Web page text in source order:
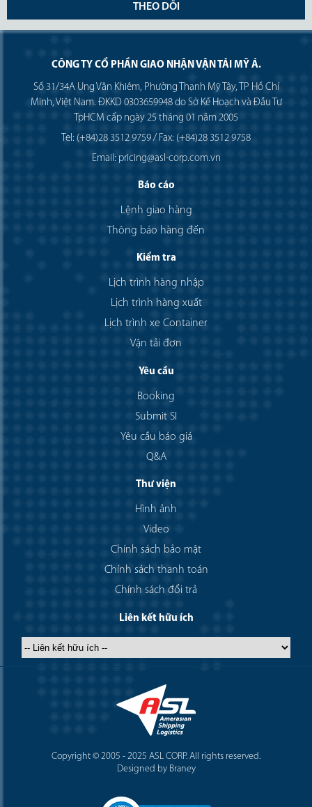
THEO DÕI
CÔNG TY CỔ PHẦN GIAO NHẬN VẬN TẢI MỸ Á.
Số 31/34A Ung Văn Khiêm, Phường Thạnh Mỹ Tây, TP Hồ Chí
Minh, Việt Nam. ĐKKD 0303659948 do Sở Kế Hoạch và Đầu Tư
TpHCM cấp ngày 25 tháng 01 năm 2005
Tel: (+84)28 3512 9759 / Fax: (+84)28 3512 9758
Email: pricing@asl-corp.com.vn
Báo cáo
Lệnh giao hàng
Thông báo hàng đến
Kiểm tra
Lịch trình hàng nhập
Lịch trình hàng xuất
Lịch trình xe Container
Vận tải đơn
Yêu cầu
Booking
Submit SI
Yêu cầu báo giá
Q&A
Thư viện
Hình ảnh
Video
Chính sách bảo mật
Chính sách thanh toán
Chính sách đổi trả
Liên kết hữu ích
Copyright © 2005 - 2025 ASL CORP. All rights reserved.
Designed by Braney